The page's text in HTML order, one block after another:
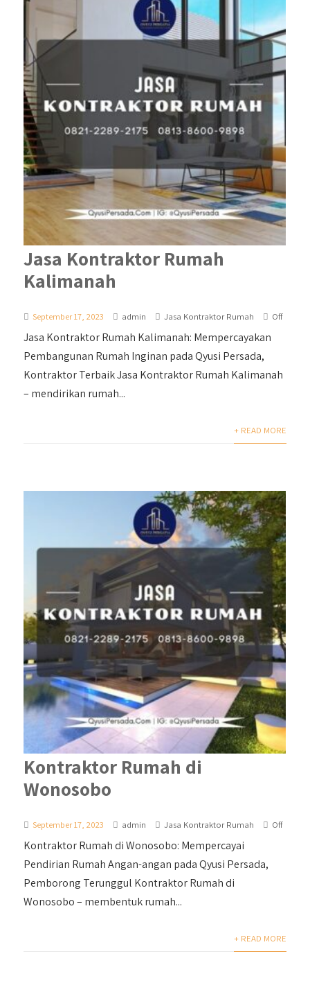
Jasa Kontraktor Rumah
Kalimanah
September 17, 2023 admin Jasa Kontraktor Rumah Off
Jasa Kontraktor Rumah Kalimanah: Mempercayakan
Pembangunan Rumah Inginan pada Qyusi Persada,
Kontraktor Terbaik Jasa Kontraktor Rumah Kalimanah
– mendirikan rumah...
+ READ MORE
Kontraktor Rumah di
Wonosobo
September 17, 2023 admin Jasa Kontraktor Rumah Off
Kontraktor Rumah di Wonosobo: Mempercayai
Pendirian Rumah Angan-angan pada Qyusi Persada,
Pemborong Terunggul Kontraktor Rumah di
Wonosobo – membentuk rumah...
+ READ MORE